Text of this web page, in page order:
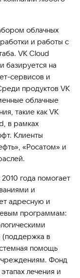
облачных
и работы с
VK Cloud
базируется на
сервисов и
продуктов VK
облачные
такие как VK
в рамках
Клиенты
«Росатом» и
2010 года помогает
и
адресную и
программам:
в
помощь
Фонд
лечения и